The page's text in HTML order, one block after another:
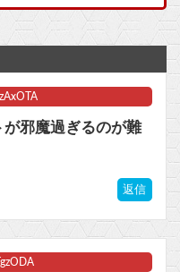
【ぷちかれシリーズ】
自称・世界初の男性バーチャルYouTuberばあちゃるさん、引退を発表 「ずっと続けられなくて本当にごめんなさい」
ないことｗｗｗｗｗ
円は147円に
邪魔過ぎるのが難
返信